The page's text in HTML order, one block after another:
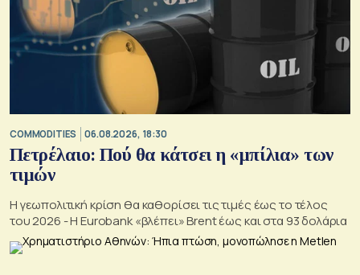
COMMODITIES 06.08.2026, 18:30
Πετρέλαιο: Πού θα κάτσει η «μπίλια» των
τιμών
Η γεωπολιτική κρίση θα καθορίσει τις τιμές έως το τέλος
του 2026 - Η Eurobank «βλέπει» Brent έως και στα 93 δολάρια